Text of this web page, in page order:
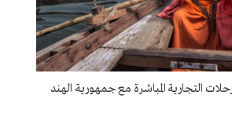
التجارية المباشرة مع جمهورية الهند